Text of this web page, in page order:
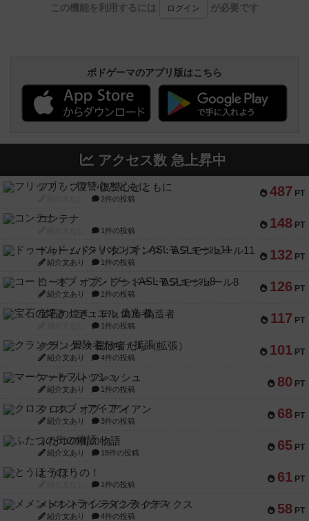
この機能を利用するには ログイン が必要です
ボドゲーマのアプリ版はこちら
アクセス数 急上昇中
487 PT
フリップ７：復讐心とともに
2件の投稿
148 PT
コンテナ
1件の投稿
132 PT
ドゥームド・バタリオンズ：ASLモジュール11
紹介文あり 1件の投稿
126 PT
コード・オブ・ブシドー：ASLモジュール8
紹介文あり 1件の投稿
117 PT
宝石の煌き：デュエル 偽造者
1件の投稿
101 PT
クランク! ：冒険者たち（拡張）
紹介文あり 4件の投稿
80 PT
マーケットフレッシュ
紹介文あり 1件の投稿
68 PT
クロス・オブ・アイアン
紹介文あり 3件の投稿
65 PT
ふたつの街の物語
紹介文あり 18件の投稿
61 PT
とうほうの！
1件の投稿
58 PT
メメントオンラインタクティクス
紹介文あり 4件の投稿